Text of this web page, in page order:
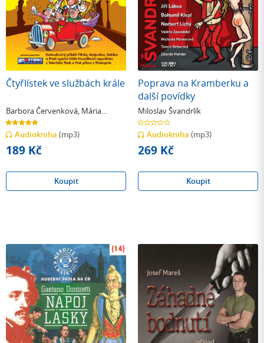
Čtyřlístek ve službách krále
Barbora Červenková, Mária
Dufková
5.0
z
5
hvězdiček
Audiokniha (mp3)
189 Kč
Koupit
Poprava na Kramberku a
další povídky
Miloslav Švandrlík
0.0
z
5
hvězdiček
Audiokniha (mp3)
269 Kč
Koupit